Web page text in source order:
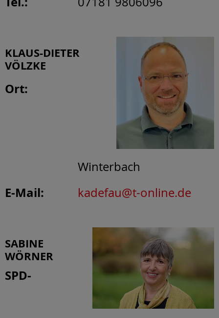
KLAUS-DIETER
VÖLZKE
Ort:
Winterbach
E-Mail: kadefau@t-online.de
SABINE
WÖRNER
SPD-